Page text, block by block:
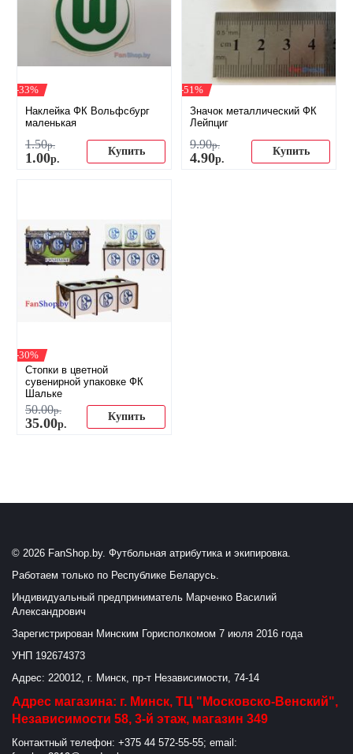
-33%
Наклейка ФК Вольфсбург
маленькая
1.50р.
1.00р.
Купить
-51%
Значок металлический ФК
Лейпциг
9.90р.
4.90р.
Купить
-30%
Стопки в цветной
сувенирной упаковке ФК
Шальке
50.00р.
35.00р.
Купить
© 2026 FanShop.by. Футбольная атрибутика и экипировка.
Работаем только по Республике Беларусь.
Индивидуальный предприниматель Марченко Василий
Александрович
Зарегистрирован Минским Горисполкомом 7 июля 2016 года
УНП 192674373
Адрес: 220012, г. Минск, пр-т Независимости, 74-14
Адрес магазина: г. Минск, ТЦ "Московско-Венский",
Независимости 58, 3-й этаж, магазин 349
Контактный телефон: +375 44 572-55-55; email: